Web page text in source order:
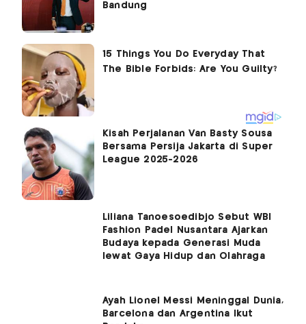
Bandung
Kisah Perjalanan Van Basty Sousa
Bersama Persija Jakarta di Super
League 2025-2026
Liliana Tanoesoedibjo Sebut WBI
Fashion Padel Nusantara Ajarkan
Budaya kepada Generasi Muda
lewat Gaya Hidup dan Olahraga
Ayah Lionel Messi Meninggal Dunia,
Barcelona dan Argentina Ikut